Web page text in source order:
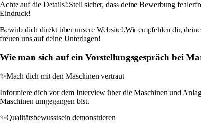
Achte auf die Details!:Stell sicher, dass deine Bewerbung
Eindruck!
Bewirb dich direkt über unsere Website!:Wir empfehlen dir,
freuen uns auf deine Unterlagen!
Wie man sich auf ein Vorstellungsgespräch bei
✨Mach dich mit den Maschinen vertraut
Informiere dich vor dem Interview über die Maschinen und
Maschinen umgegangen bist.
✨Qualitätsbewusstsein demonstrieren